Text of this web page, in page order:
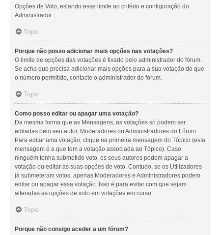
Opções de Voto, estando esse limite ao critério e configuração do
Administrador.
Topo
Porque não posso adicionar mais opções nas votações?
O limite de opções das votações é fixado pelo administrador do fórum.
Se acha que precisa adicionar mais opções para a sua votação do que
o número permitido, contacte o administrador do fórum.
Topo
Como posso editar ou apagar uma votação?
Da mesma forma que as Mensagens, as votações só podem ser
editadas pelo seu autor, Moderadores ou Administradores do Fórum.
Para editar uma votação, clique na primeira mensagem do Tópico (esta
mensagem é a que tem a votação associada ao Tópico). Caso
ninguém tenha submetido voto, os seus autores podem apagar a
votação ou editar as suas opções de voto. Contudo, se os Utilizadores
já submeteram votos, apenas Moderadores e Administradores podem
editar ou apagar essa votação. Isso é para evitar com que sejam
alteradas as opções de voto em votações em curso.
Topo
Porque não consigo aceder a um fórum?